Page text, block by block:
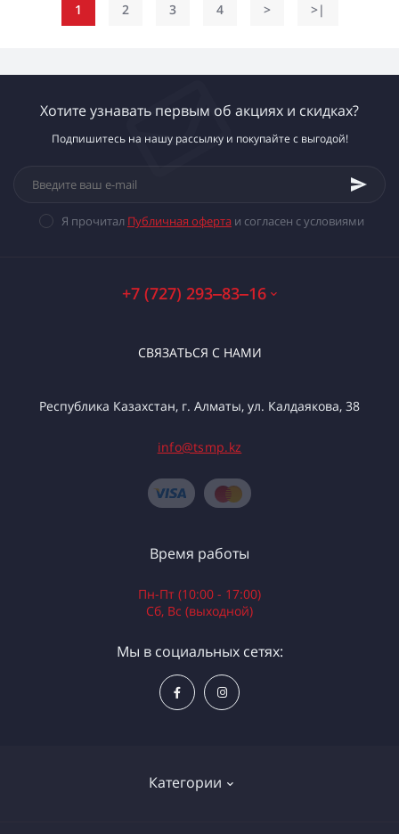
1 2 3 4 > >|
Хотите узнавать первым об акциях и скидках?
Подпишитесь на нашу рассылку и покупайте с выгодой!
Я прочитал Публичная оферта и согласен с условиями
+7 (727) 293‒83‒16
СВЯЗАТЬСЯ С НАМИ
Республика Казахстан, г. Алматы, ул. Калдаякова, 38
info@tsmp.kz
Категории
Время работы
Пн-Пт (10:00 - 17:00)
Сб, Вс (выходной)
Мы в социальных сетях: